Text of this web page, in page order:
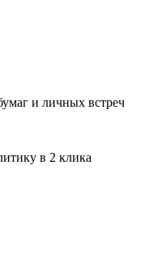
и личных встреч
в 2 клика